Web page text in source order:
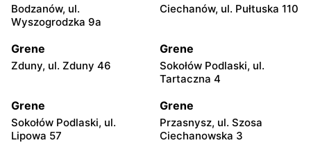
Bodzanów, ul.
Wyszogrodzka 9a
Ciechanów, ul. Pułtuska 110
Grene
Zduny, ul. Zduny 46
Grene
Sokołów Podlaski, ul.
Tartaczna 4
Grene
Sokołów Podlaski, ul.
Lipowa 57
Grene
Przasnysz, ul. Szosa
Ciechanowska 3